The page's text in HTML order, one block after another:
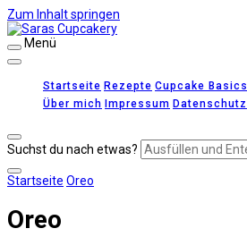
Zum Inhalt springen
Menü
Startseite Rezepte Cupcake Basics
Über mich Impressum Datenschutz
Suchst du nach etwas?
Startseite Oreo
Oreo